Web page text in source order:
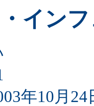
イン
年10月24